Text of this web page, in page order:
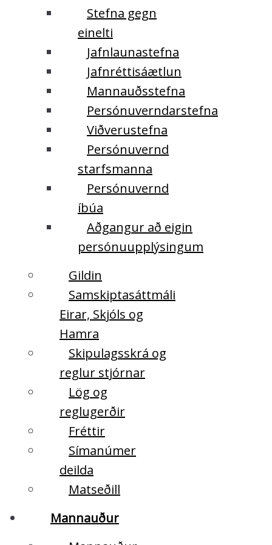
Stefna gegn
einelti
Jafnlaunastefna
Jafnréttisáætlun
Mannauðsstefna
Persónuverndarstefna
Viðverustefna
Persónuvernd
starfsmanna
Persónuvernd
íbúa
Aðgangur að eigin
persónuupplýsingum
Gildin
Samskiptasáttmáli
Eirar, Skjóls og
Hamra
Skipulagsskrá og
reglur stjórnar
Lög og
reglugerðir
Fréttir
Símanúmer
deilda
Matseðill
Mannauður